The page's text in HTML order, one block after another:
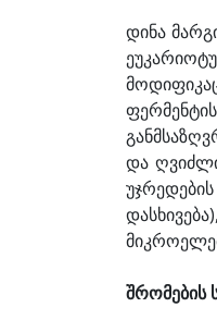
დინა
და
შრომების